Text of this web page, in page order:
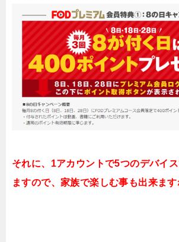
それに、1アカウントで5つのデバイ
ますので、家族で楽しむ事も出来ます